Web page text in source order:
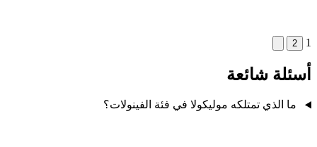
1
2
أسئلة شائعة
ما الذي تمتلكه موليكولا في فئة الفينولات؟